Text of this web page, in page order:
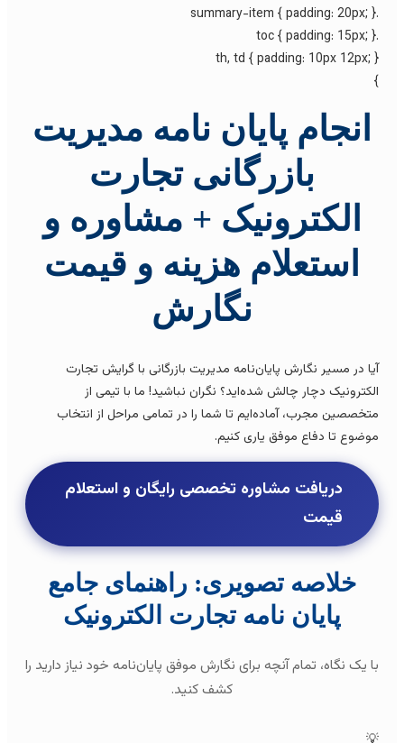
th, td { padding: 10px 12px;
انجام پایان نامه مدیریت
بازرگانی تجارت
الکترونیک + مشاوره و
استعلام هزینه و قیمت
نگارش
در مسیر نگارش پایان‌نامه مدیریت بازرگانی با گرایش تجارت
دچار چالش شده‌اید؟ نگران نباشید! ما با تیمی از
مجرب، آماده‌ایم تا شما را در تمامی مراحل از انتخاب
تا دفاع موفق یاری کنیم.
دریافت مشاوره تخصصی رایگان و استعلام
قیمت
خلاصه تصویری: راهنمای جامع
پایان نامه تجارت الکترونیک
یک نگاه، تمام آنچه برای نگارش موفق پایان‌نامه خود نیاز دارید را
کشف کنید.